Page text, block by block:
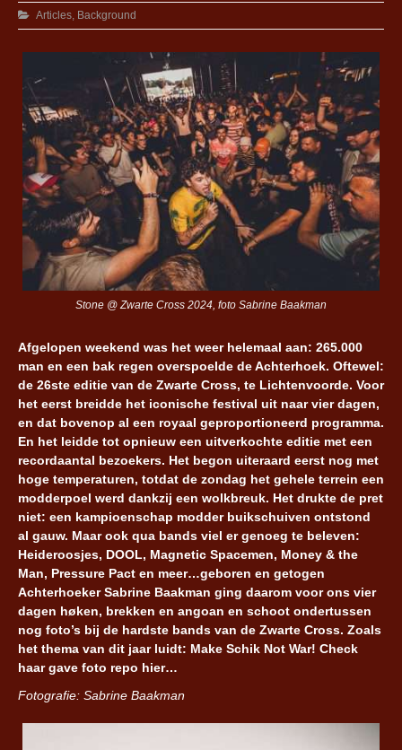
Articles, Background
Stone @ Zwarte Cross 2024, foto Sabrine Baakman
Afgelopen weekend was het weer helemaal aan: 265.000
man en een bak regen overspoelde de Achterhoek. Oftewel:
de 26ste editie van de Zwarte Cross, te Lichtenvoorde. Voor
het eerst breidde het iconische festival uit naar vier dagen,
en dat bovenop al een royaal geproportioneerd programma.
En het leidde tot opnieuw een uitverkochte editie met een
recordaantal bezoekers. Het begon uiteraard eerst nog met
hoge temperaturen, totdat de zondag het gehele terrein een
modderpoel werd dankzij een wolkbreuk. Het drukte de pret
niet: een kampioenschap modder buikschuiven ontstond
al gauw. Maar ook qua bands viel er genoeg te beleven:
Heideroosjes, DOOL, Magnetic Spacemen, Money & the
Man, Pressure Pact en meer…geboren en getogen
Achterhoeker Sabrine Baakman ging daarom voor ons vier
dagen høken, brekken en angoan en schoot ondertussen
nog foto’s bij de hardste bands van de Zwarte Cross. Zoals
het thema van dit jaar luidt: Make Schik Not War! Check
haar gave foto repo hier…
Fotografie: Sabrine Baakman